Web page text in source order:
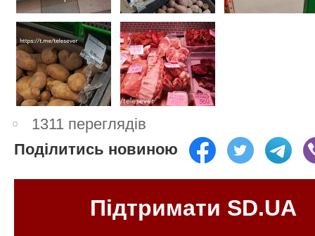
1311 переглядів
Поділитись новиною
Підтримати SD.UA